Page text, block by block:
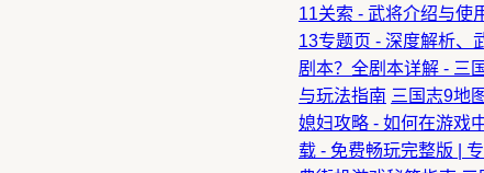
11关索 - 武将介绍与使
13专题页 - 深度解析、
剧本？全剧本详解 - 三
与玩法指南 三国志9地
媳妇攻略 - 如何在游戏
载 - 免费畅玩完整版 |